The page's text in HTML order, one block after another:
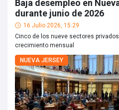
Baja desempleo en
durante junio de 2026
16 Julio 2026, 15:29
Cinco de los nueve sectores
crecimiento mensual
NUEVA JERSEY